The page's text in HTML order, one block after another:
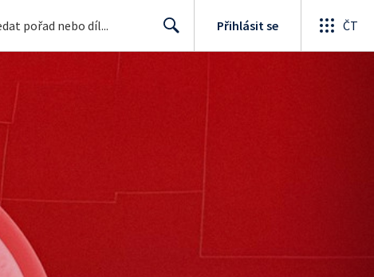
Přihlásit se ČT